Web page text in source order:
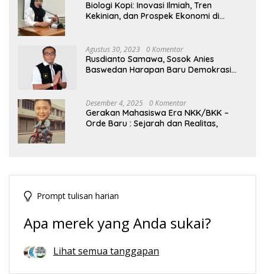
Biologi Kopi: Inovasi Ilmiah, Tren
Kekinian, dan Prospek Ekonomi di
Agustus 30, 2023 0 Komentar
Rusdianto Samawa, Sosok Anies
Baswedan Harapan Baru Demokrasi
Desember 4, 2025 0 Komentar
Gerakan Mahasiswa Era NKK/BKK –
Orde Baru : Sejarah dan Realitas,
Prompt tulisan harian
Apa merek yang Anda sukai?
Lihat semua tanggapan